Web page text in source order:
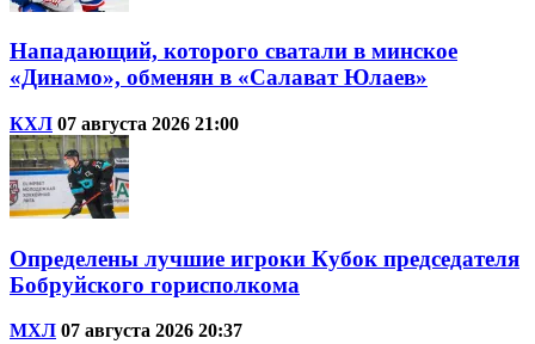
Нападающий, которого сватали в минское
«Динамо», обменян в «Салават Юлаев»
КХЛ 07 августа 2026 21:00
Определены лучшие игроки Кубок председателя
Бобруйского горисполкома
МХЛ 07 августа 2026 20:37